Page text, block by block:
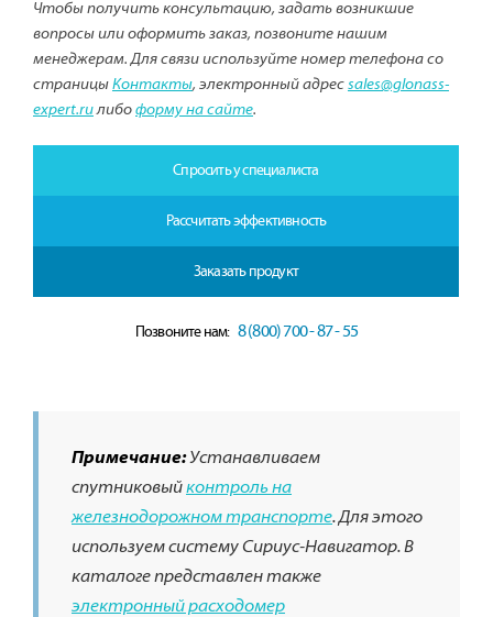
Чтобы получить консультацию, задать возникшие
вопросы или оформить заказ, позвоните нашим
менеджерам. Для связи используйте номер телефона со
страницы Контакты, электронный адрес sales@glonass-
expert.ruлибо форму на сайте.
Спросить у специалиста
Рассчитать эффективность
Заказать продукт
Позвоните нам: 8 (800) 700 - 87 - 55
Примечание:Устанавливаем
спутниковыйконтроль на
железнодорожном транспорте. Для этого
используем систему Сириус-Навигатор. В
каталоге представлен также
электронный расходомер